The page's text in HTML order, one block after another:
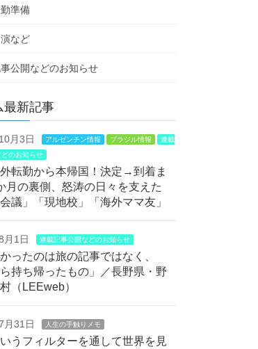
準備
など
公開などのお知らせ
最新記事
月3日 アルゼンチン情報 ブラジル情報
連載
のお知らせ
転勤から本帰国！決定→到着ま
月の裏側、怒涛の日々を支えた
会議」「現地校」「海外ママ友」
月1日 連載記事公開などのお知らせ
ったのは旅の記事ではなく、
ら持ち帰ったもの」／長野県・野
（LEEweb）
月31日 人生の手触りメモ
うフィルターを通して世界を見